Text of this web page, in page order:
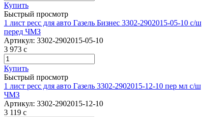
Купить
Быстрый просмотр
1 лист ресс для авто Газель Бизнес 3302-2902015-05-10 с/ш
перед ЧМЗ
Артикул: 3302-2902015-05-10
3 973 c
Купить
Быстрый просмотр
1 лист ресс для авто Газель 3302-2902015-12-10 пер мл с/ш
ЧМЗ
Артикул: 3302-2902015-12-10
3 119 c